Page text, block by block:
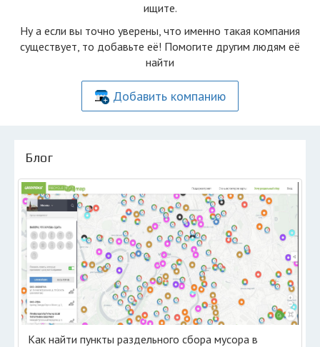
ищите.
Ну а если вы точно уверены, что именно такая компания
существует, то добавьте её! Помогите другим людям её
найти
Добавить компанию
Блог
Как найти пункты раздельного сбора мусора в